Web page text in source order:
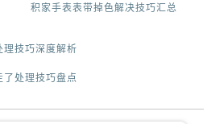
积家手表表带掉色解决技巧汇总
理技巧深度解析
处理技巧盘点